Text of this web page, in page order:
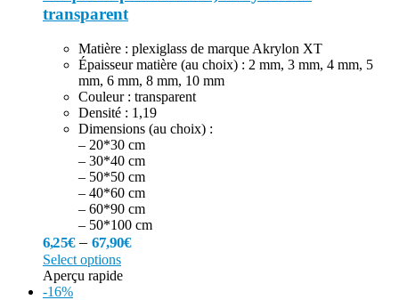
transparent
Matière : plexiglass de marque Akrylon XT
Épaisseur matière (au choix) : 2 mm, 3 mm, 4 mm, 5
mm, 6 mm, 8 mm, 10 mm
Couleur : transparent
Densité : 1,19
Dimensions (au choix) :
– 20*30 cm
– 30*40 cm
– 50*50 cm
– 40*60 cm
– 60*90 cm
– 50*100 cm
6,25€–67,90€
Select options
Aperçu rapide
-16%